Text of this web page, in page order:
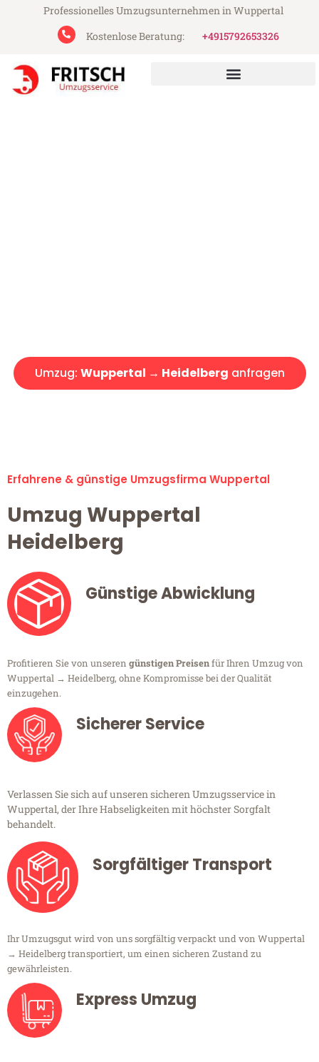
Professionelles Umzugsunternehmen in Wuppertal
Kostenlose Beratung:
+4915792653326
Umzug: Wuppertal → Heidelberg anfragen
Erfahrene & günstige Umzugsfirma Wuppertal
Umzug Wuppertal
Heidelberg
Günstige Abwicklung
Profitieren Sie von unseren günstigen Preisenfür Ihren Umzug von
Wuppertal → Heidelberg, ohne Kompromisse bei der Qualität
einzugehen.
Sicherer Service
Verlassen Sie sich auf unseren sicheren Umzugsservice in
Wuppertal, der Ihre Habseligkeiten mit höchster Sorgfalt
behandelt.
Sorgfältiger Transport
Ihr Umzugsgut wird von uns sorgfältig verpackt und von Wuppertal
→ Heidelberg transportiert, um einen sicheren Zustand zu
gewährleisten.
Express Umzug